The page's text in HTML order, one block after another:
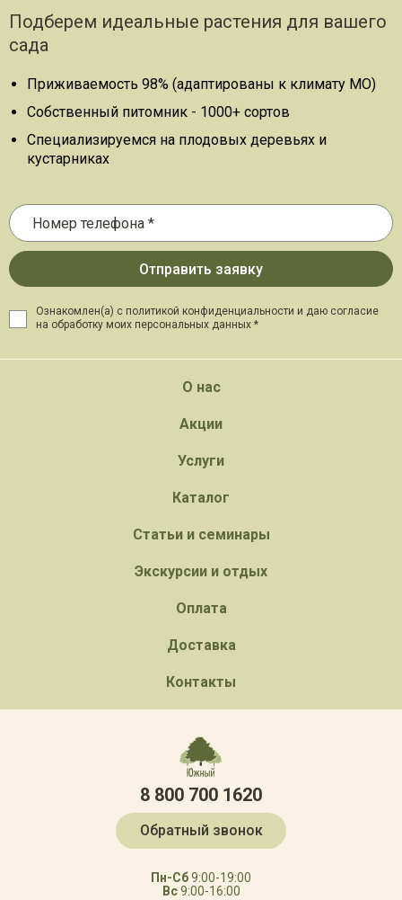
Подберем идеальные растения для вашего
сада
Приживаемость 98% (адаптированы к климату МО)
Собственный питомник - 1000+ сортов
Специализируемся на плодовых деревьях и
кустарниках
Ознакомлен(а) с политикой конфиденциальности и даю согласие
на обработку моих персональных данных *
О нас
Акции
Услуги
Каталог
Статьи и семинары
Экскурсии и отдых
Оплата
Доставка
Контакты
8 800 700 1620
Обратный звонок
Пн-Сб9:00-19:00
Вс9:00-16:00